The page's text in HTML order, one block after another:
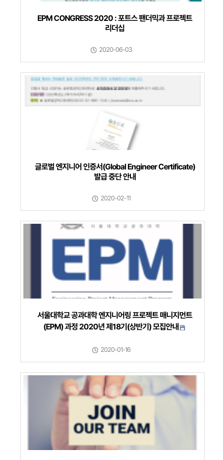
EPM CONGRESS 2020 : 포트스 팬더믹과 프로젝트
리더십
2020-06-03
글로벌 엔지니어 인증서(Global Engineer Certificate)
발급 중단 안내
2020-02-11
서울대학교 공과대학 엔지니어링 프로젝트 매니지먼트
(EPM) 과정 2020년 제18기(상반기) 모집안내
2020-01-16